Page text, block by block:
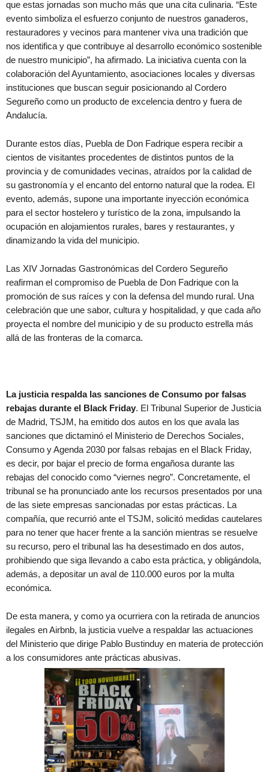
que estas jornadas son mucho más que una cita culinaria. “Este
evento simboliza el esfuerzo conjunto de nuestros ganaderos,
restauradores y vecinos para mantener viva una tradición que
nos identifica y que contribuye al desarrollo económico sostenible
de nuestro municipio”, ha afirmado. La iniciativa cuenta con la
colaboración del Ayuntamiento, asociaciones locales y diversas
instituciones que buscan seguir posicionando al Cordero
Segureño como un producto de excelencia dentro y fuera de
Andalucía.
Durante estos días, Puebla de Don Fadrique espera recibir a
cientos de visitantes procedentes de distintos puntos de la
provincia y de comunidades vecinas, atraídos por la calidad de
su gastronomía y el encanto del entorno natural que la rodea. El
evento, además, supone una importante inyección económica
para el sector hostelero y turístico de la zona, impulsando la
ocupación en alojamientos rurales, bares y restaurantes, y
dinamizando la vida del municipio.
Las XIV Jornadas Gastronómicas del Cordero Segureño
reafirman el compromiso de Puebla de Don Fadrique con la
promoción de sus raíces y con la defensa del mundo rural. Una
celebración que une sabor, cultura y hospitalidad, y que cada año
proyecta el nombre del municipio y de su producto estrella más
allá de las fronteras de la comarca.
La justicia respalda las sanciones de Consumo por falsas
rebajas durante el Black Friday. El Tribunal Superior de Justicia
de Madrid, TSJM, ha emitido dos autos en los que avala las
sanciones que dictaminó el Ministerio de Derechos Sociales,
Consumo y Agenda 2030 por falsas rebajas en el Black Friday,
es decir, por bajar el precio de forma engañosa durante las
rebajas del conocido como “viernes negro”. Concretamente, el
tribunal se ha pronunciado ante los recursos presentados por una
de las siete empresas sancionadas por estas prácticas. La
compañía, que recurrió ante el TSJM, solicitó medidas cautelares
para no tener que hacer frente a la sanción mientras se resuelve
su recurso, pero el tribunal las ha desestimado en dos autos,
prohibiendo que siga llevando a cabo esta práctica, y obligándola,
además, a depositar un aval de 110.000 euros por la multa
económica.
De esta manera, y como ya ocurriera con la retirada de anuncios
ilegales en Airbnb, la justicia vuelve a respaldar las actuaciones
del Ministerio que dirige Pablo Bustinduy en materia de protección
a los consumidores ante prácticas abusivas.